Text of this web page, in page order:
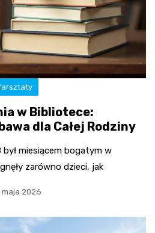
w Bibliotece:
dla Całej Rodziny
miesiącem bogatym w
zarówno dzieci, jak
maja 2026